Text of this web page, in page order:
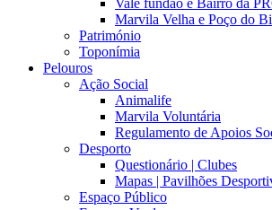
Vale fundão e Bairro da
Marvila Velha e Poço do
Património
Toponímia
Pelouros
Ação Social
Animalife
Marvila Voluntária
Regulamento de Apoios
Desporto
Questionário | Clubes
Mapas | Pavilhões
Espaço Público